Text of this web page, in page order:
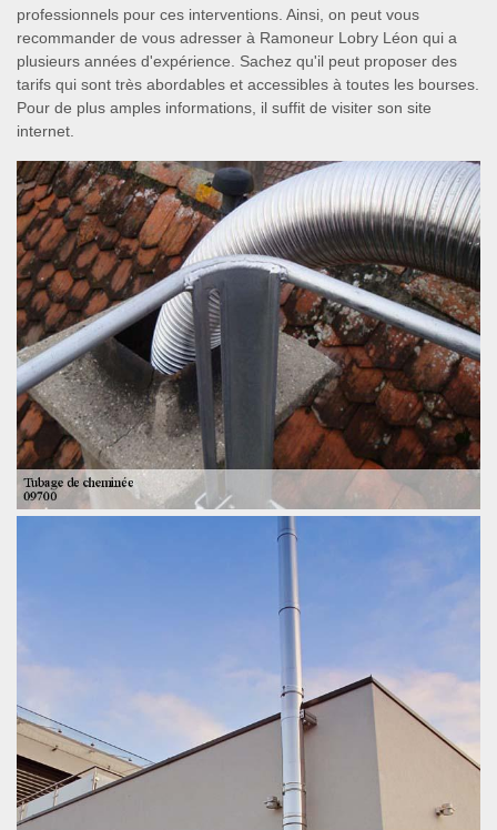
professionnels pour ces interventions. Ainsi, on peut vous
recommander de vous adresser à Ramoneur Lobry Léon qui a
plusieurs années d'expérience. Sachez qu'il peut proposer des
tarifs qui sont très abordables et accessibles à toutes les bourses.
Pour de plus amples informations, il suffit de visiter son site
internet.